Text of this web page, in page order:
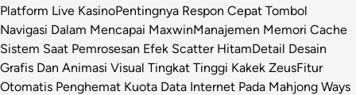
Platform Live KasinoPentingnya Respon Cepat Tombol
Navigasi Dalam Mencapai MaxwinManajemen Memori Cache
Sistem Saat Pemrosesan Efek Scatter HitamDetail Desain
Grafis Dan Animasi Visual Tingkat Tinggi Kakek ZeusFitur
Otomatis Penghemat Kuota Data Internet Pada Mahjong Ways